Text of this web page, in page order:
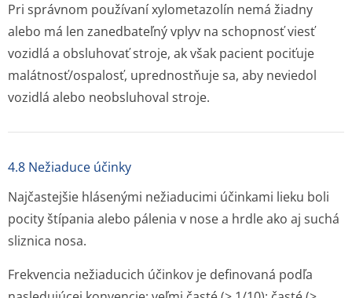
Pri správnom používaní xylometazolín nemá žiadny
alebo má len zanedbateľný vplyv na schopnosť viesť
vozidlá a obsluhovať stroje, ak však pacient pociťuje
malátnosť/ospalosť, uprednostňuje sa, aby neviedol
vozidlá alebo neobsluhoval stroje.
4.8 Nežiaduce účinky
Najčastejšie hlásenými nežiaducimi účinkami lieku boli
pocity štípania alebo pálenia v nose a hrdle ako aj suchá
sliznica nosa.
Frekvencia nežiaducich účinkov je definovaná podľa